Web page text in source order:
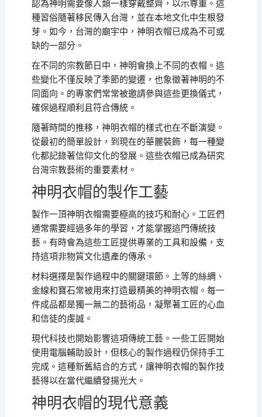
認為神明需要像人類一樣穿戴整齊，以示尊重。這
種習俗隨著移民傳入台灣，並在本地文化中生根發
芽。如今，台灣的廟宇中，神明衣帽已成為不可或
缺的一部分。
在不同的宗教節日中，神明會換上不同的衣帽。這
些變化不僅反映了季節的變遷，也象徵著神明的不
同面向。的專家們常常被邀請參與這些更換儀式，
確保過程順利且符合傳統。
隨著時間的推移，神明衣帽的樣式也在不斷演變。
從最初的簡單設計，到現在的華麗裝飾，每一種變
化都記錄著信仰文化的發展。這些衣帽已成為研究
台灣宗教藝術的重要素材。
神明衣帽的製作工藝
製作一頂神明衣帽需要極高的技巧和耐心。工匠們
通常需要經過多年的學習，才能掌握這門傳統技
藝。有時會為這些工匠提供專業的工具和設備，支
持這項非物質文化遺產的傳承。
材料選擇是製作過程中的關鍵環節。上等的絲綢、
金線和寶石常被用來打造最精美的神明衣帽。每一
件成品都是獨一無二的藝術品，凝聚著工匠的心血
和信徒的虔誠。
現代科技也開始影響這項傳統工藝。一些工匠開始
使用電腦輔助設計，但核心的製作過程仍保持手工
完成。這種新舊結合的方式，讓神明衣帽的製作技
藝得以在當代繼續發揚光大。
神明衣帽的現代意義